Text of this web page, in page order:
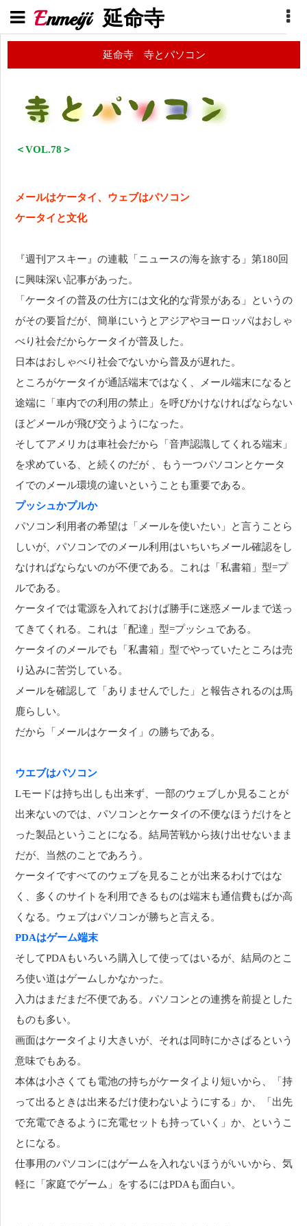
Enmeiji 延命寺
延命寺 寺とパソコン
＜VOL.78＞
メールはケータイ、ウェブはパソコン
ケータイと文化
『週刊アスキー』の連載「ニュースの海を旅する」第180回
に興味深い記事があった。
「ケータイの普及の仕方には文化的な背景がある」というの
がその要旨だが、簡単にいうとアジアやヨーロッパはおしゃ
べり社会だからケータイが普及した。
日本はおしゃべり社会でないから普及が遅れた。
ところがケータイが通話端末ではなく、メール端末になると
途端に「車内での利用の禁止」を呼びかけなければならない
ほどメールが飛び交うようになった。
そしてアメリカは車社会だから「音声認識してくれる端末」
を求めている、と続くのだが 、もう一つパソコンとケータ
イでのメール環境の違いということも重要である。
プッシュかプルか
パソコン利用者の希望は「メールを使いたい」と言うことら
しいが、パソコンでのメール利用はいちいちメール確認をし
なければならないのが不便である。これは「私書箱」型=プ
ルである。
ケータイでは電源を入れておけば勝手に迷惑メールまで送っ
てきてくれる。これは「配達」型=プッシュである。
ケータイのメールでも「私書箱」型でやっていたところは売
り込みに苦労している。
メールを確認して「ありませんでした」と報告されるのは馬
鹿らしい。
だから「メールはケータイ」の勝ちである。
ウエブはパソコン
Lモードは持ち出しも出来ず、一部のウェブしか見ることが
出来ないのでは、パソコンとケータイの不便なほうだけをと
った製品ということになる。結局苦戦から抜け出せないまま
だが、当然のことであろう。
ケータイですべてのウェブを見ることが出来るわけではな
く、多くのサイトを利用できるものは端末も通信費もばか高
くなる。ウェブはパソコンが勝ちと言える。
PDAはゲーム端末
そしてPDAもいろいろ購入して使ってはいるが、結局のとこ
ろ使い道はゲームしかなかった。
入力はまだまだ不便である。パソコンとの連携を前提とした
ものも多い。
画面はケータイより大きいが、それは同時にかさばるという
意味でもある。
本体は小さくても電池の持ちがケータイより短いから、「持
って出るときは出来るだけ使わないようにする」か、「出先
で充電できるように充電セットも持っていく」か、というこ
とになる。
仕事用のパソコンにはゲームを入れないほうがいいから、気
軽に「家庭でゲーム」をするにはPDAも面白い。